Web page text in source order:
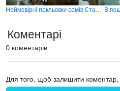
Неймовірні покльовки сомів Стара Ушиця 2020 (Дністер)
Коментарі
0 коментарів
Для того, щоб залишити коментар,